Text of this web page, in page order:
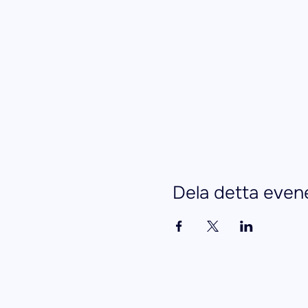
Dela detta